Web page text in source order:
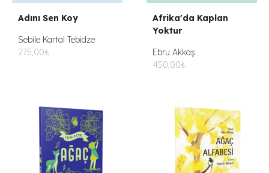
Adını Sen Koy
Sebile Kartal Tebidze
275,00₺
Afrika'da Kaplan
Yoktur
Ebru Akkaş
450,00₺